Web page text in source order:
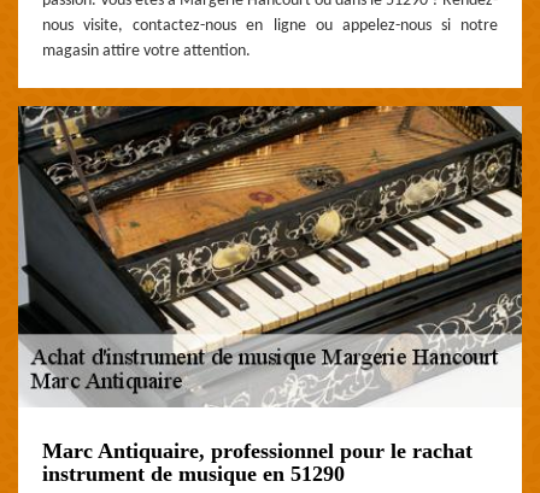
nous visite, contactez-nous en ligne ou appelez-nous si notre
magasin attire votre attention.
Marc Antiquaire, professionnel pour le rachat
instrument de musique en 51290